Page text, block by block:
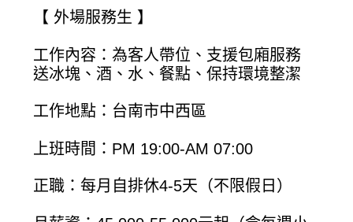
【 外場服務生 】
工作內容：為客人帶位、支援包廂服務
送冰塊、酒、水、餐點、保持環境整潔
工作地點：台南市中西區
上班時間：PM 19:00-AM 07:00
正職：每月自排休4-5天（不限假日）